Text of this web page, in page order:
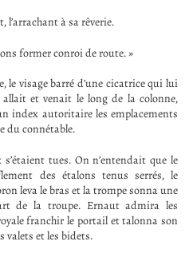
à sa rêverie.
former conroi de route. »
le visage barré d’une cicatrice qui lui
et venait le long de la colonne,
index autoritaire les emplacements
du connétable.
tues. On n’entendait que le
des étalons tenus serrés, le
leva le bras et la trompe sonna une
de la troupe. Ernaut admira les
franchir le portail et talonna son
valets et les bidets.